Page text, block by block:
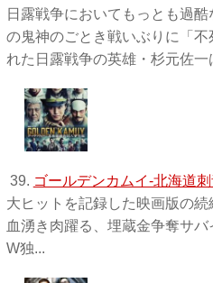
日露戦争においてもっとも過
の鬼神のごとき戦いぶりに「
れた日露戦争の英雄・杉元佐
39. ゴールデンカムイ-北海道
大ヒットを記録した映画版の
血湧き肉躍る、埋蔵金争奪サ
W独 ...